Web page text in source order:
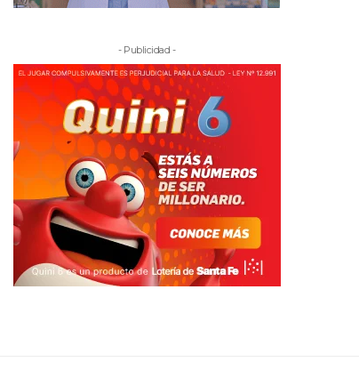
- Publicidad -